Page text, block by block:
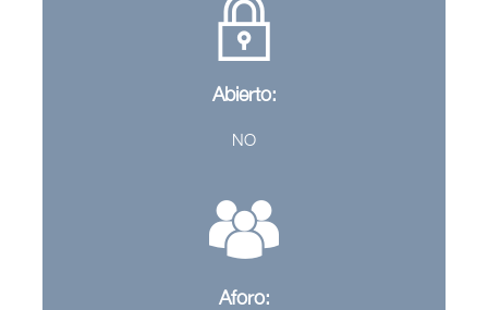
Abierto:
NO
Aforo: